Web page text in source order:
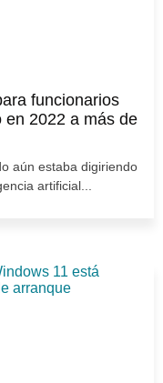
funcionarios
en 2022 a más de
aún estaba digiriendo
artificial...